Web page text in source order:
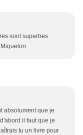
sont superbes
absolument que je
il faut que je
tu un livre pour